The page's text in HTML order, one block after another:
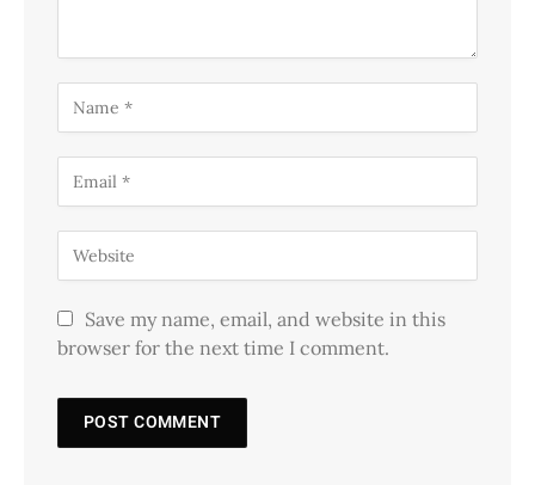
Save my name, email, and website in this
browser for the next time I comment.